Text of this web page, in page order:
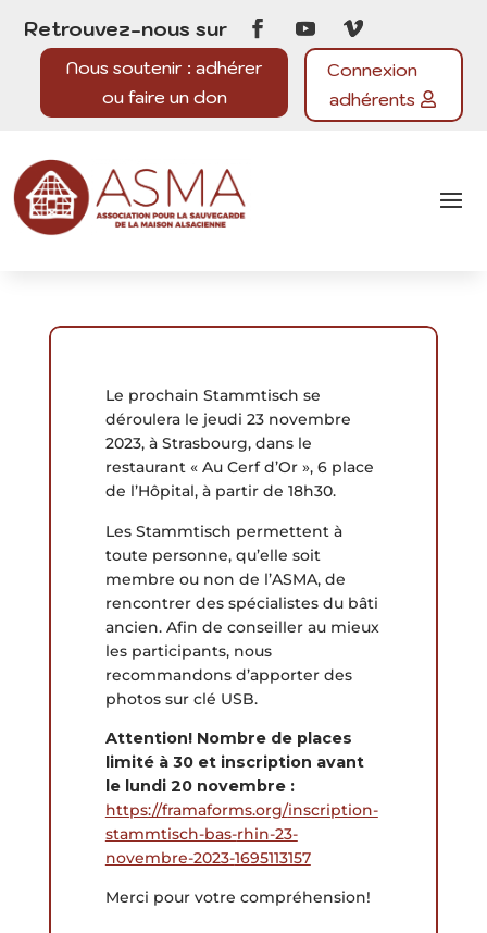
Retrouvez-nous sur
Nous soutenir : adhérer
ou faire un don
Connexion
adhérents
Le prochain Stammtisch se
déroulera le jeudi 23 novembre
2023, à Strasbourg, dans le
restaurant « Au Cerf d’Or », 6 place
de l’Hôpital, à partir de 18h30.
Les Stammtisch permettent à
toute personne, qu’elle soit
membre ou non de l’ASMA, de
rencontrer des spécialistes du bâti
ancien. Afin de conseiller au mieux
les participants, nous
recommandons d’apporter des
photos sur clé USB.
Attention! Nombre de places
limité à 30 et inscription avant
le lundi 20 novembre :
https://framaforms.org/inscription-
stammtisch-bas-rhin-23-
novembre-2023-1695113157
Merci pour votre compréhension!